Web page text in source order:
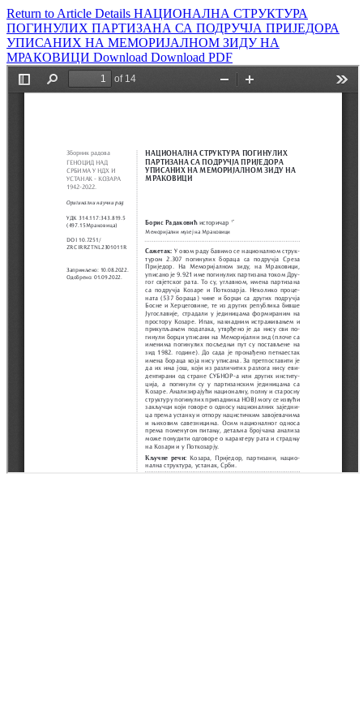
Return to Article Details НАЦИОНАЛНА СТРУКТУРА
ПОГИНУЛИХ ПАРТИЗАНА СА ПОДРУЧЈА ПРИЈЕДОРА
УПИСАНИХ НА МЕМОРИЈАЛНОМ ЗИДУ НА
МРАКОВИЦИ Download Download PDF